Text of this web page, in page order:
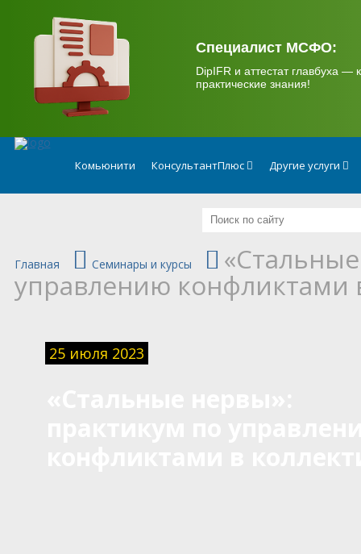
Специалист МСФО:
DipIFR и аттестат главбуха —
практические знания!
Комьюнити КонсультантПлюс Другие услуги
Главная Семинары и курсы
управлению конфликтами
25 июля 2023